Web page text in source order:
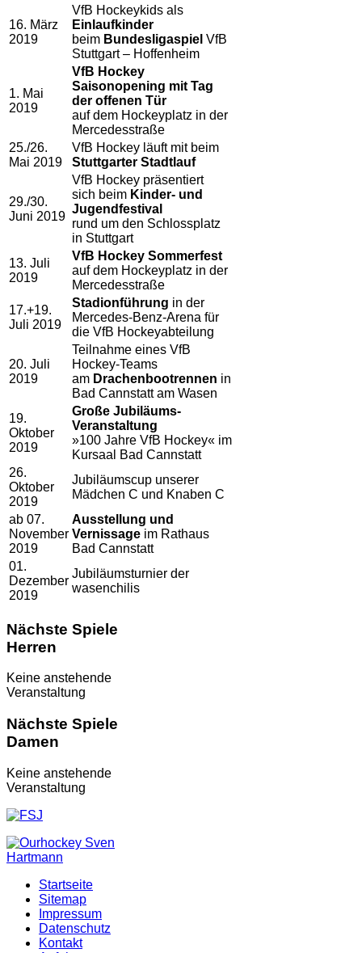
16. März
2019
VfB Hockeykids als
Einlaufkinder
beim Bundesligaspiel VfB
Stuttgart – Hoffenheim
1. Mai
2019
VfB Hockey
Saisonopening mit Tag
der offenen Tür
auf dem Hockeyplatz in der
Mercedesstraße
25./26.
Mai 2019
VfB Hockey läuft mit beim
Stuttgarter Stadtlauf
29./30.
Juni 2019
VfB Hockey präsentiert
sich beim Kinder- und
Jugendfestival
rund um den Schlossplatz
in Stuttgart
13. Juli
2019
VfB Hockey Sommerfest
auf dem Hockeyplatz in der
Mercedesstraße
17.+19.
Juli 2019
Stadionführung in der
Mercedes-Benz-Arena für
die VfB Hockeyabteilung
20. Juli
2019
Teilnahme eines VfB
Hockey-Teams
am Drachenbootrennen in
Bad Cannstatt am Wasen
19.
Oktober
2019
Große Jubiläums-
Veranstaltung
»100 Jahre VfB Hockey« im
Kursaal Bad Cannstatt
26.
Oktober
2019
Jubiläumscup unserer
Mädchen C und Knaben C
ab 07.
November
2019
Ausstellung und
Vernissage im Rathaus
Bad Cannstatt
01.
Dezember
2019
Jubiläumsturnier der
wasenchilis
Nächste Spiele
Herren
Keine anstehende
Veranstaltung
Nächste Spiele
Damen
Keine anstehende
Veranstaltung
Startseite
Sitemap
Impressum
Datenschutz
Kontakt